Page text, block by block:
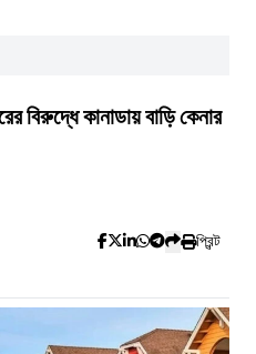
কানাডায় বাড়ি কেনার
প্রিন্ট